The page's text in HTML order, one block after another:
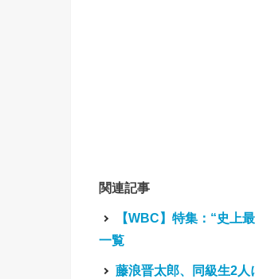
関連記事
【WBC】特集：“史上
一覧
藤浪晋太郎、同級生2